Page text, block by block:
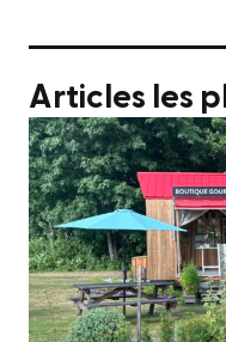
Articles les